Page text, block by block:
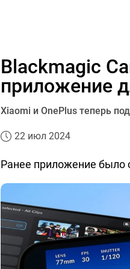
Blackmagic
приложение
Xiaomi и OnePlus теперь
22 июл 2024
Ранее приложение было